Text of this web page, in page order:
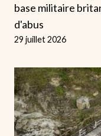
base militaire
d'abus
29 juillet 2026